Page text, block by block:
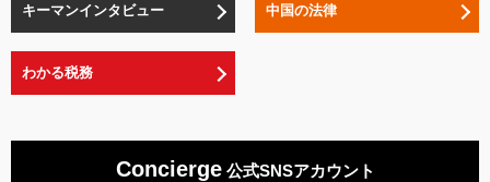
キーマンインタビュー 中国の法律
わかる税務
Concierge公式SNSアカウント